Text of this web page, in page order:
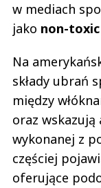
w mediach
jako non-
Na
składy ubrań
między
oraz
wykonanej z
częściej
oferujące